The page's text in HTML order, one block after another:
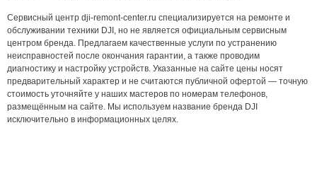
Сервисный центр dji-remont-center.ru специализируется на ремонте и
обслуживании техники DJI, но не является официальным сервисным
центром бренда. Предлагаем качественные услуги по устранению
неисправностей после окончания гарантии, а также проводим
диагностику и настройку устройств. Указанные на сайте цены носят
предварительный характер и не считаются публичной офертой — точную
стоимость уточняйте у наших мастеров по номерам телефонов,
размещённым на сайте. Мы используем название бренда DJI
исключительно в информационных целях.